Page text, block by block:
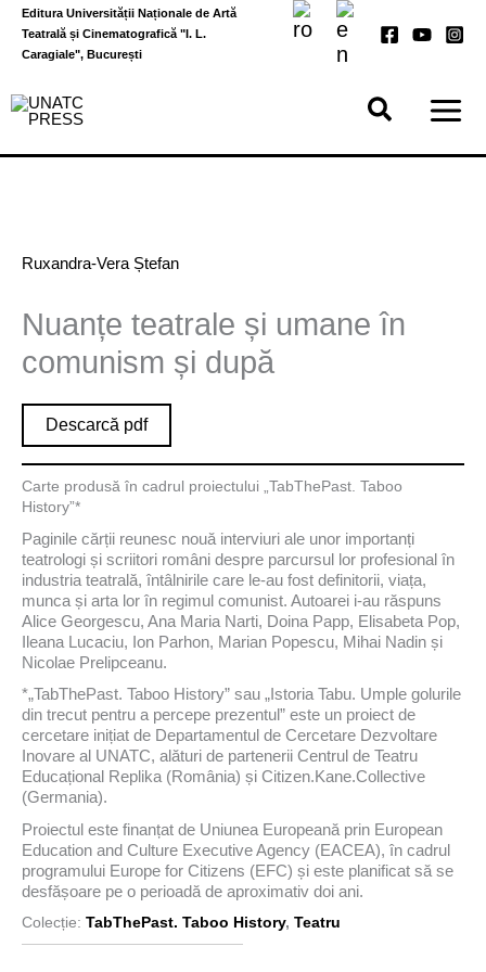
Skip
content
Editura Universității Naționale de Artă
Teatrală și Cinematografică "I. L.
Caragiale", București
Ruxandra-Vera Ștefan
Nuanțe teatrale și umane în
comunism și după
Descarcă pdf
Carte produsă în cadrul proiectului „TabThePast. Taboo
History”*
Paginile cărții reunesc nouă interviuri ale unor importanți
teatrologi și scriitori români despre parcursul lor profesional în
industria teatrală, întâlnirile care le-au fost definitorii, viața,
munca și arta lor în regimul comunist. Autoarei i-au răspuns
Alice Georgescu, Ana Maria Narti, Doina Papp, Elisabeta Pop,
Ileana Lucaciu, Ion Parhon, Marian Popescu, Mihai Nadin și
Nicolae Prelipceanu.
*„TabThePast. Taboo History” sau „Istoria Tabu. Umple golurile
din trecut pentru a percepe prezentul” este un proiect de
cercetare inițiat de Departamentul de Cercetare Dezvoltare
Inovare al UNATC, alături de partenerii Centrul de Teatru
Educațional Replika (România) și Citizen.Kane.Collective
(Germania).
Proiectul este finanțat de Uniunea Europeană prin European
Education and Culture Executive Agency (EACEA), în cadrul
programului Europe for Citizens (EFC) și este planificat să se
desfășoare pe o perioadă de aproximativ doi ani.
Colecție: TabThePast. Taboo History, Teatru